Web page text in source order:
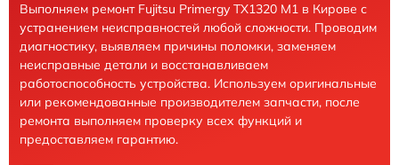
Выполняем ремонт Fujitsu Primergy TX1320 M1 в Кирове с
устранением неисправностей любой сложности. Проводим
диагностику, выявляем причины поломки, заменяем
неисправные детали и восстанавливаем
работоспособность устройства. Используем оригинальные
или рекомендованные производителем запчасти, после
ремонта выполняем проверку всех функций и
предоставляем гарантию.